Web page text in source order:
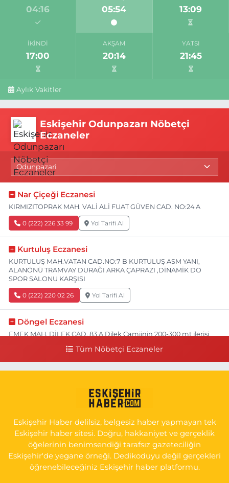
04:16 05:54 13:09
İKINDI
17:00
AKŞAM
20:14
YATSI
21:45
Aylık Vakitler
Eskişehir Odunpazarı Nöbetçi
Eczaneler
Nar Çiçeği Eczanesi
KIRMIZITOPRAK MAH. VALİ ALİ FUAT GÜVEN CAD. NO:24 A
0 (222) 226 33 99 Yol Tarifi Al
Kurtuluş Eczanesi
KURTULUŞ MAH.VATAN CAD.NO:7 B KURTULUŞ ASM YANI,
ALANÖNÜ TRAMVAY DURAĞI ARKA ÇAPRAZI ,DİNAMİK DO
SPOR SALONU KARŞISI
0 (222) 220 02 26 Yol Tarifi Al
Döngel Eczanesi
EMEK MAH. DİLEK CAD. 83 A Dilek Camiinin 200-300 mt ilerisi
İSTİKLAL MAH. ŞAİR FUZULİ CAD. NO:35 A HAVA HASTANESİ
KARŞI KÖŞESİ ŞAİR FUZULİ AİLE SAĞLIĞI MERKEZİ KARŞISI
0 (222) 230 11 31 Yol Tarifi Al
Tüm Nöbetçi Eczaneler
Eskişehir Haber delilsiz, belgesiz haber yapmayan tek
Eskişehir haber sitesi. Doğru, hakkaniyet ve gerçeklik
öğelerinin benimsendiği tarafsız gazeteciliğin
Eskişehir'de yegane örneği. Dedikoduyu değil gerçekleri
öğrenebileceğiniz Eskişehir haber platformu.